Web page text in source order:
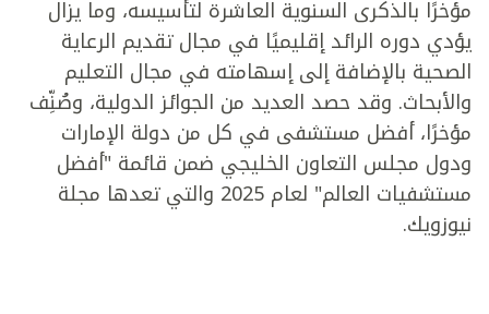
مؤخرًا بالذكرى السنوية العاشرة لتأسيسه، وما يزال
يؤدي دوره الرائد إقليميًا في مجال تقديم الرعاية
الصحية بالإضافة إلى إسهامته في مجال التعليم
والأبحاث. وقد حصد العديد من الجوائز الدولية، وصُنِّف
مؤخرًا، أفضل مستشفى في كل من دولة الإمارات
ودول مجلس التعاون الخليجي ضمن قائمة "أفضل
مستشفيات العالم" لعام 2025 والتي تعدها مجلة
نيوزويك.